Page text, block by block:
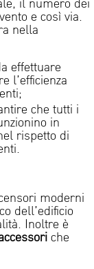
il numero dei
e così via.
nella
effettuare
l’efficienza
che tutti i
in
rispetto di
moderni
dell’edificio
Inoltre è
che